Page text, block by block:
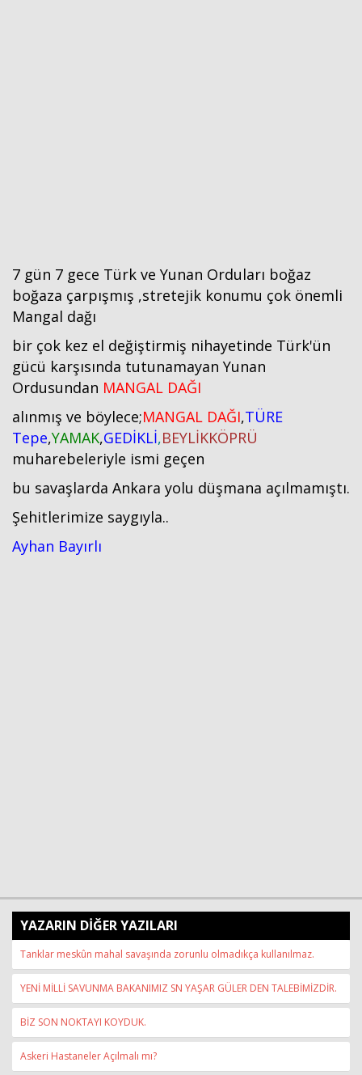
7 gün 7 gece Türk ve Yunan Orduları boğaz
boğaza çarpışmış ,stretejik konumu çok önemli
Mangal dağı
bir çok kez el değiştirmiş nihayetinde Türk'ün
gücü karşısında tutunamayan Yunan
Ordusundan MANGAL DAĞI
alınmış ve böylece;MANGAL DAĞI,TÜRE
Tepe,YAMAK,GEDİKLİ,BEYLİKKÖPRÜ
muharebeleriyle ismi geçen
bu savaşlarda Ankara yolu düşmana açılmamıştı.
Şehitlerimize saygıyla..
Ayhan Bayırlı
YAZARIN DİĞER YAZILARI
Tanklar meskûn mahal savaşında zorunlu olmadıkça kullanılmaz.
YENİ MİLLİ SAVUNMA BAKANIMIZ SN YAŞAR GÜLER DEN TALEBİMİZDİR.
BİZ SON NOKTAYI KOYDUK.
Askeri Hastaneler Açılmalı mı?